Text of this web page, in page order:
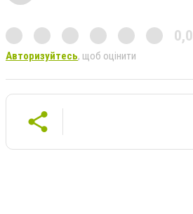
0,0
Авторизуйтесь, щоб оцінити